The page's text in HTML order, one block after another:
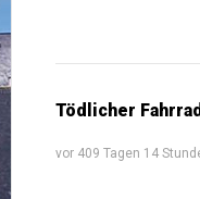
Tödlicher
vor 409 Tagen 14